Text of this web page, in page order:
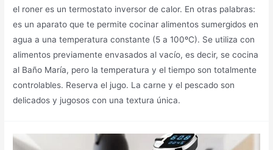
el roner es un termostato inversor de calor. En otras palabras:
es un aparato que te permite cocinar alimentos sumergidos en
agua a una temperatura constante (5 a 100ºC). Se utiliza con
alimentos previamente envasados ​​al vacío, es decir, se cocina
al Baño María, pero la temperatura y el tiempo son totalmente
controlables. Reserva el jugo. La carne y el pescado son
delicados y jugosos con una textura única.